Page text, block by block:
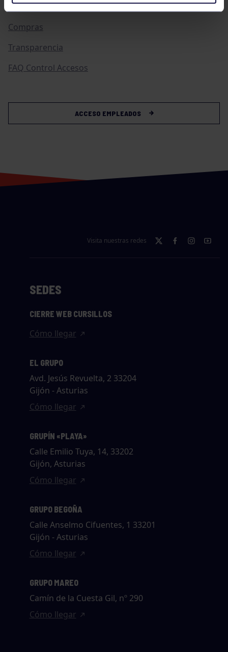
Canal de Denuncias
Compras
Transparencia
FAQ Control Accesos
ACCESO EMPLEADOS
Visita nuestras redes
SEDES
CIERRE WEB CURSILLOS
Cómo llegar
EL GRUPO
Avd. Jesús Revuelta, 2 33204
Gijón - Asturias
Cómo llegar
GRUPÍN «PLAYA»
Calle Emilio Tuya, 14, 33202
Gijón, Asturias
Cómo llegar
GRUPO BEGOÑA
Calle Anselmo Cifuentes, 1 33201
Gijón - Asturias
Cómo llegar
GRUPO MAREO
Camín de la Cuesta Gil, nº 290
Cómo llegar